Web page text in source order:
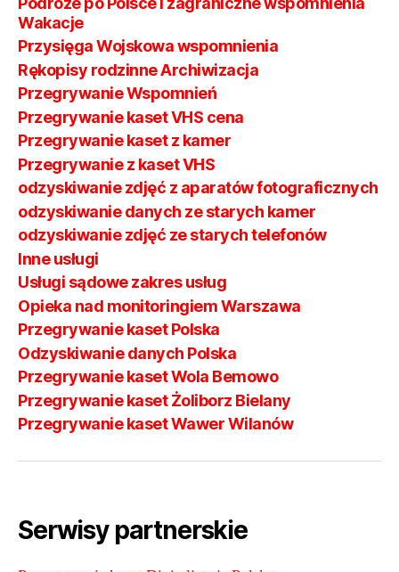
Wakacje
Przysięga Wojskowa wspomnienia
Rękopisy rodzinne Archiwizacja
Przegrywanie Wspomnień
Przegrywanie kaset VHS cena
Przegrywanie kaset z kamer
Przegrywanie z kaset VHS
odzyskiwanie zdjęć z aparatów fotograficznych
odzyskiwanie danych ze starych kamer
odzyskiwanie zdjęć ze starych telefonów
Inne usługi
Usługi sądowe zakres usług
Opieka nad monitoringiem Warszawa
Przegrywanie kaset Polska
Odzyskiwanie danych Polska
Przegrywanie kaset Wola Bemowo
Przegrywanie kaset Żoliborz Bielany
Przegrywanie kaset Wawer Wilanów
Serwisy partnerskie